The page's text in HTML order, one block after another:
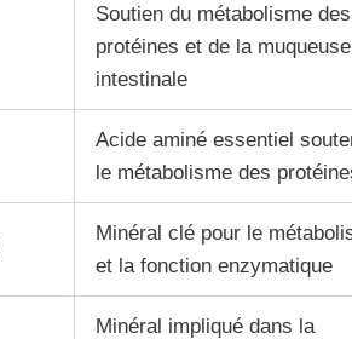
Soutien du métabolisme des
protéines et de la muqueuse
intestinale
Acide aminé essentiel
le métabolisme des
Minéral clé pour le
et la fonction enzymatique
Minéral impliqué dans la